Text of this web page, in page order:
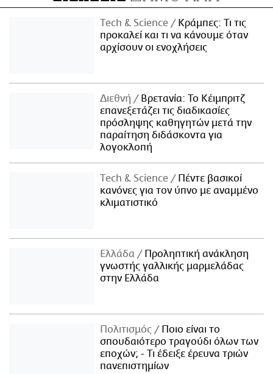
Τech & Science
Κράμπες: Τι τις
προκαλεί και τι να κάνουμε όταν
αρχίσουν οι ενοχλήσεις
Διεθνή
Βρετανία: Το Κέιμπριτζ
επανεξετάζει τις διαδικασίες
πρόσληψης καθηγητών μετά την
παραίτηση διδάσκοντα για
λογοκλοπή
Τech & Science
Πέντε βασικοί
κανόνες για τον ύπνο με αναμμένο
κλιματιστικό
Ελλάδα
Προληπτική ανάκληση
γνωστής γαλλικής μαρμελάδας
στην Ελλάδα
Πολιτισμός
Ποιο είναι το
σπουδαιότερο τραγούδι όλων των
εποχών; - Τι έδειξε έρευνα τριών
πανεπιστημίων